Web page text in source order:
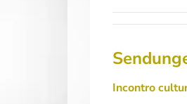
Incontro